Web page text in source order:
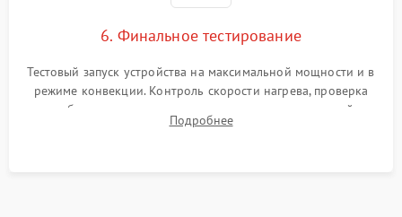
6. Финальное тестирование
Тестовый запуск устройства на максимальной мощности и в
режиме конвекции. Контроль скорости нагрева, проверка
срабатывания термостата при достижении заданной
температуры и тест на отсутствие утечек тока.
Подробнее